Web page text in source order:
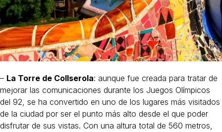
– La Torre de Collserola: aunque fue creada para tratar de
mejorar las comunicaciones durante los Juegos Olímpicos
del 92, se ha convertido en uno de los lugares más visitados
de la ciudad por ser el punto más alto desde el que poder
disfrutar de sus vistas. Con una altura total de 560 metros,